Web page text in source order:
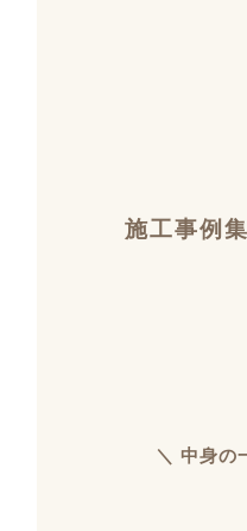
施工事例
＼ 中身の